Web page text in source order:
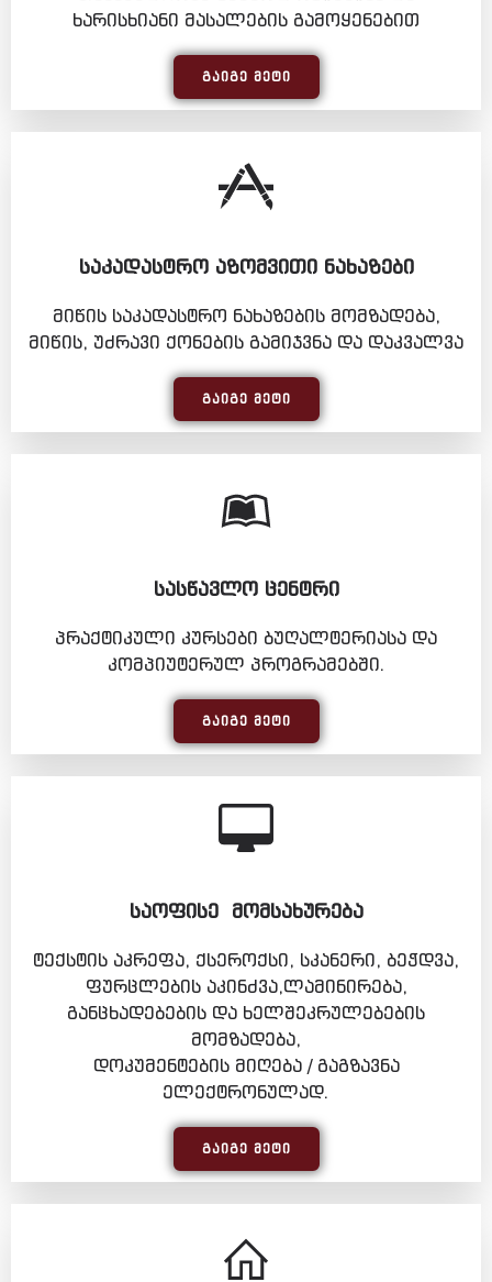
ხარისხიანი მასალების გამოყენებით
ᲒᲐᲘᲒᲔ ᲛᲔᲢᲘ
ᲡᲐᲙᲐᲓᲐᲡᲢᲠᲝ ᲐᲖᲝᲛᲕᲘᲗᲘ ᲜᲐᲮᲐᲖᲔᲑᲘ
მიწის საკადასტრო ნახაზების მომზადება,
მიწის, უძრავი ქონების გამიჯვნა და დაკვალვა
ᲒᲐᲘᲒᲔ ᲛᲔᲢᲘ
ᲡᲐᲡᲬᲐᲕᲚᲝ ᲪᲔᲜᲢᲠᲘ
პრაქტიკული კურსები ბუღალტერიასა და
კომპიუტერულ პროგრამებში.
ᲒᲐᲘᲒᲔ ᲛᲔᲢᲘ
ᲡᲐᲝᲤᲘᲡᲔ ᲛᲝᲛᲡᲐᲮᲣᲠᲔᲑᲐ
ტექსტის აკრეფა, ქსეროქსი, სკანერი, ბეჭდვა,
ფურცლების აკინძვა,ლამინირება,
განცხადებების და ხელშეკრულებების
მომზადება,
დოკუმენტების მიღება / გაგზავნა
ელექტრონულად.
ᲒᲐᲘᲒᲔ ᲛᲔᲢᲘ